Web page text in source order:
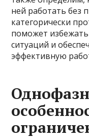
ней работать без
категорически
поможет
ситуаций и
эффективную